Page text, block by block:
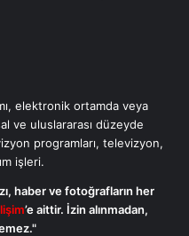
elektronik ortamda veya
ve uluslararası düzeyde
programları, televizyon,
işleri.
haber ve fotoğrafların her
’e aittir. İzin alınmadan,